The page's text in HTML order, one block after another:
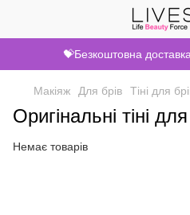
💝Безкоштовна
Макіяж Для брів Тіні для
Оригінальні тіні
Немає товарів